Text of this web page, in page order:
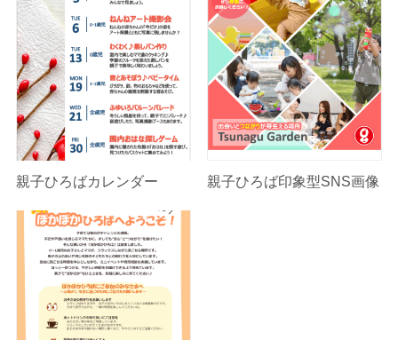
親子ひろばカレンダー 親子ひろば印象型SNS画像